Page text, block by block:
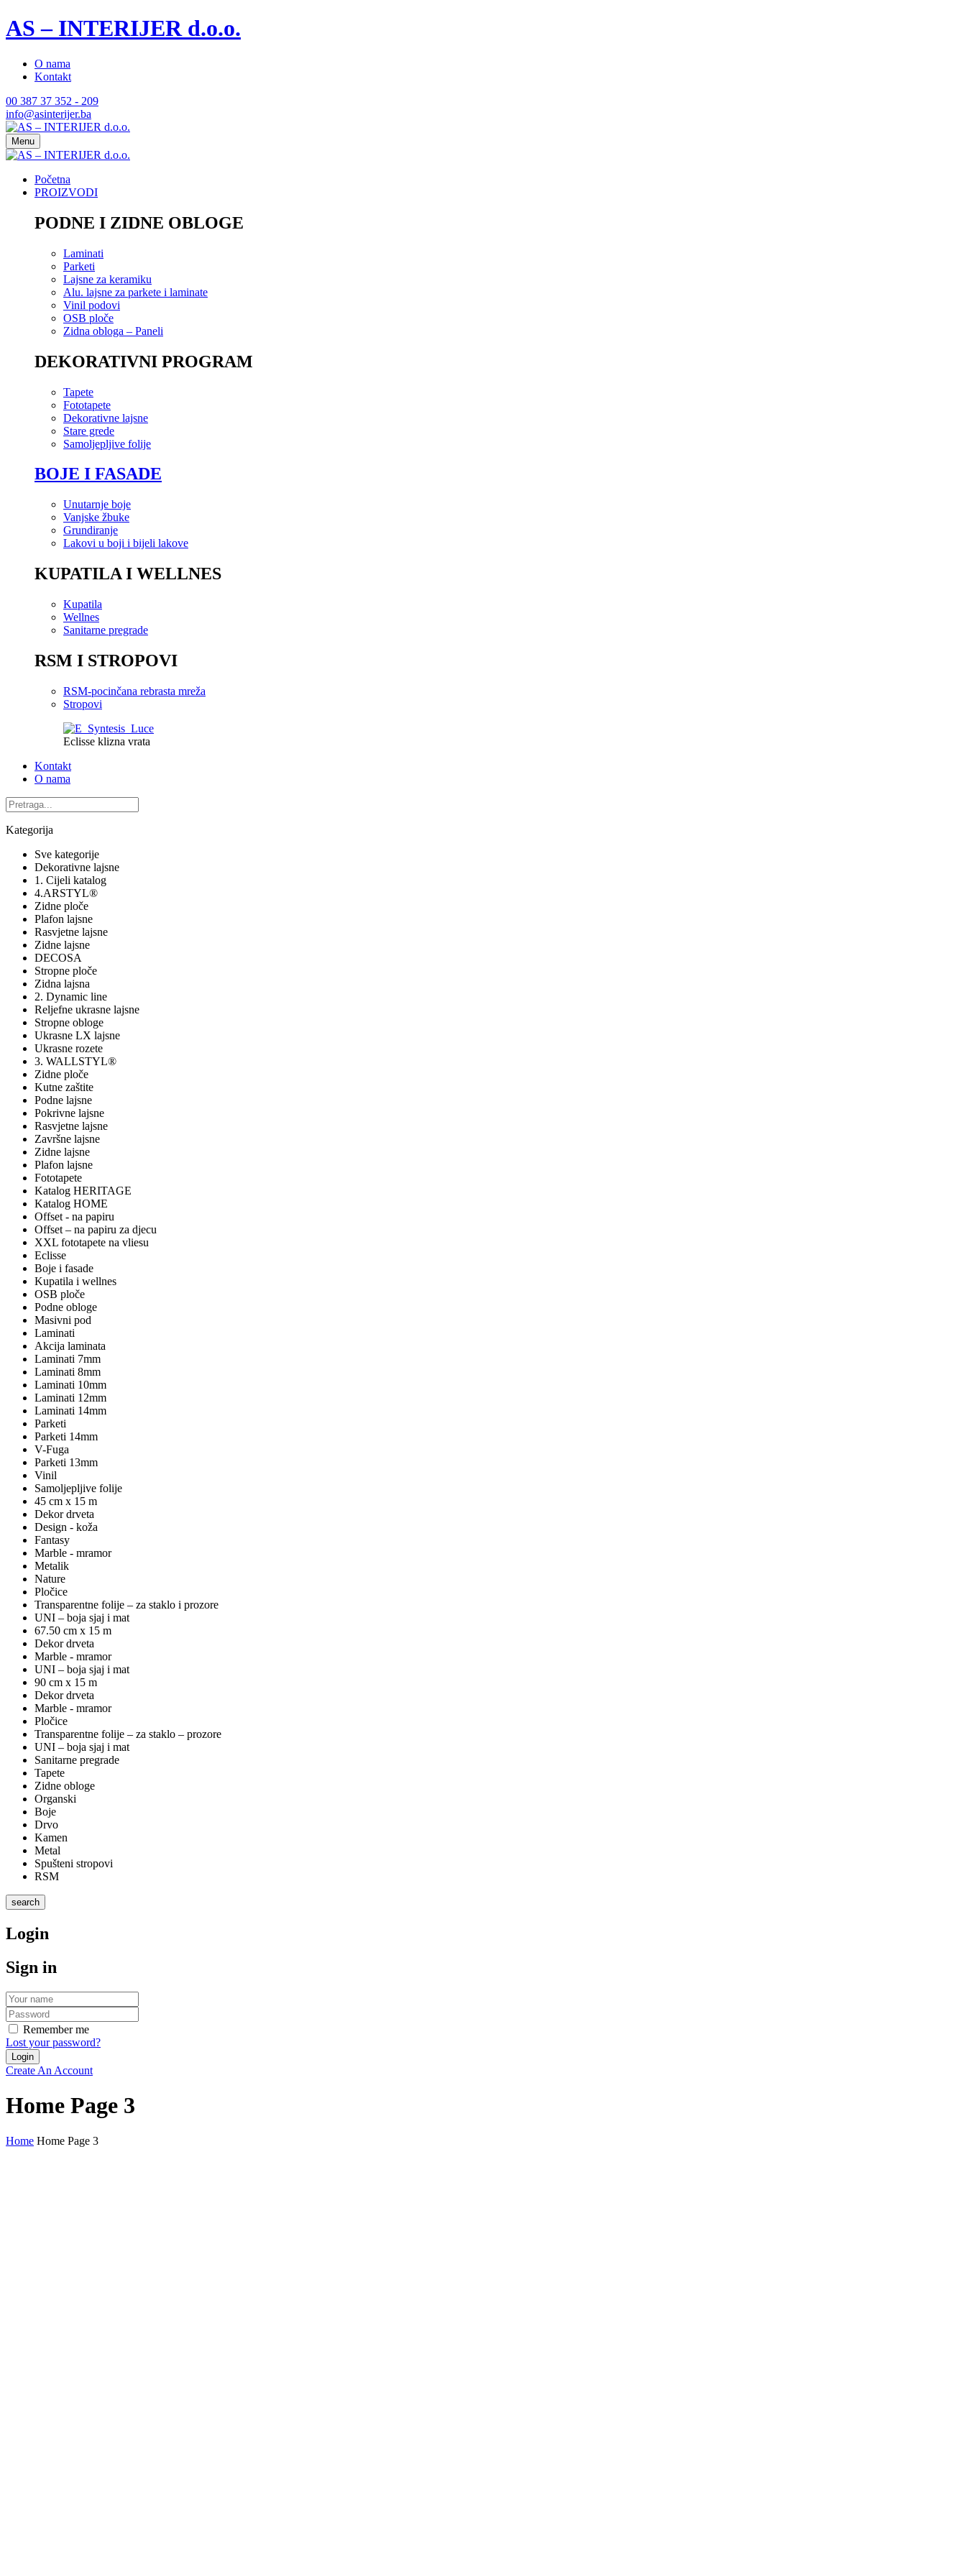
AS – INTERIJER d.o.o.
O nama
Kontakt
00 387 37 352 - 209
info@asinterijer.ba
Menu
Početna
PROIZVODI
PODNE I ZIDNE OBLOGE
Laminati
Parketi
Lajsne za keramiku
Alu. lajsne za parkete i laminate
Vinil podovi
OSB ploče
Zidna obloga – Paneli
DEKORATIVNI PROGRAM
Tapete
Fototapete
Dekorativne lajsne
Stare grede
Samoljepljive folije
BOJE I FASADE
Unutarnje boje
Vanjske žbuke
Grundiranje
Lakovi u boji i bijeli lakove
KUPATILA I WELLNES
Kupatila
Wellnes
Sanitarne pregrade
RSM I STROPOVI
RSM-pocinčana rebrasta mreža
Stropovi
Eclisse klizna vrata
Kontakt
O nama
Kategorija
Sve kategorije
Dekorativne lajsne
1. Cijeli katalog
4.ARSTYL®
Zidne ploče
Plafon lajsne
Rasvjetne lajsne
Zidne lajsne
DECOSA
Stropne ploče
Zidna lajsna
2. Dynamic line
Reljefne ukrasne lajsne
Stropne obloge
Ukrasne LX lajsne
Ukrasne rozete
3. WALLSTYL®
Zidne ploče
Kutne zaštite
Podne lajsne
Pokrivne lajsne
Rasvjetne lajsne
Završne lajsne
Zidne lajsne
Plafon lajsne
Fototapete
Katalog HERITAGE
Katalog HOME
Offset - na papiru
Offset – na papiru za djecu
XXL fototapete na vliesu
Eclisse
Boje i fasade
Kupatila i wellnes
OSB ploče
Podne obloge
Masivni pod
Laminati
Akcija laminata
Laminati 7mm
Laminati 8mm
Laminati 10mm
Laminati 12mm
Laminati 14mm
Parketi
Parketi 14mm
V-Fuga
Parketi 13mm
Vinil
Samoljepljive folije
45 cm x 15 m
Dekor drveta
Design - koža
Fantasy
Marble - mramor
Metalik
Nature
Pločice
Transparentne folije – za staklo i prozore
UNI – boja sjaj i mat
67.50 cm x 15 m
Dekor drveta
Marble - mramor
UNI – boja sjaj i mat
90 cm x 15 m
Dekor drveta
Marble - mramor
Pločice
Transparentne folije – za staklo – prozore
UNI – boja sjaj i mat
Sanitarne pregrade
Tapete
Zidne obloge
Organski
Boje
Drvo
Kamen
Metal
Spušteni stropovi
RSM
search
Login
Sign in
Remember me
Lost your password?
Create An Account
Home Page 3
Home Home Page 3